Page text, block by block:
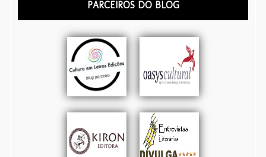
PARCEIROS DO BLOG